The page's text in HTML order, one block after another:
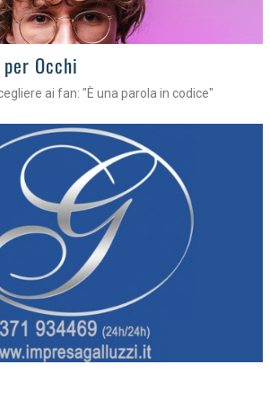
Occhi
ai fan: "È una parola in codice"